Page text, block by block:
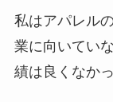
私はアパレル
業に向いてい
績は良くなか